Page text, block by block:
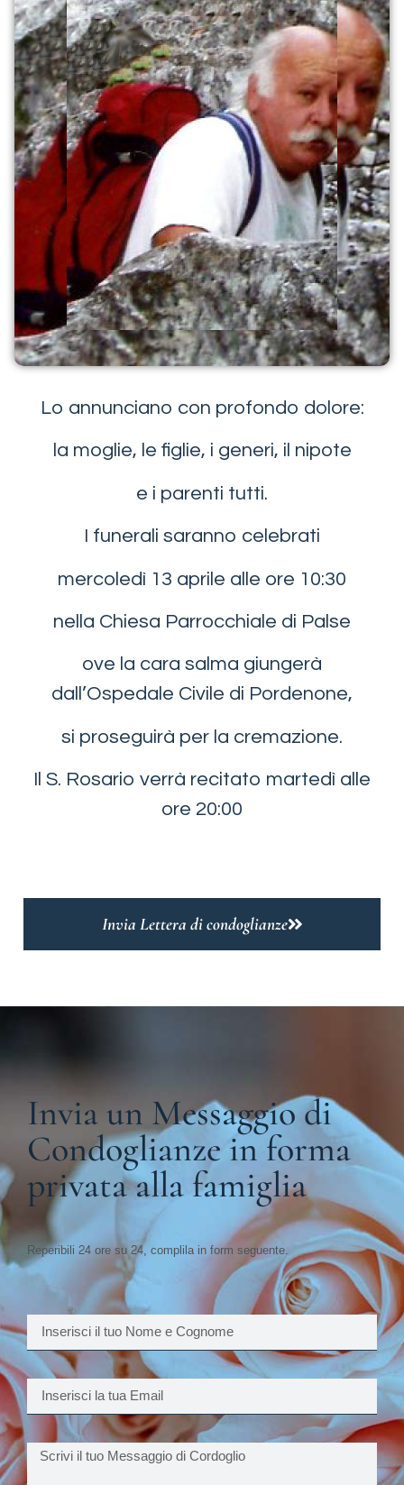
Lo annunciano con profondo dolore:
la moglie, le figlie, i generi, il nipote
e i parenti tutti.
I funerali saranno celebrati
mercoledì 13 aprile alle ore 10:30
nella Chiesa Parrocchiale di Palse
ove la cara salma giungerà
dall’Ospedale Civile di Pordenone,
si proseguirà per la cremazione.
Il S. Rosario verrà recitato martedì alle
ore 20:00
Invia Lettera di condoglianze
Invia un Messaggio di
Condoglianze in forma
privata alla famiglia
Reperibili 24 ore su 24, complila in form seguente.